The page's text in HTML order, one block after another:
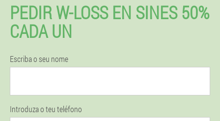
PEDIR W-LOSS EN SINES 50%
CADA UN
Escriba o seu nome
Introduza o teu teléfono